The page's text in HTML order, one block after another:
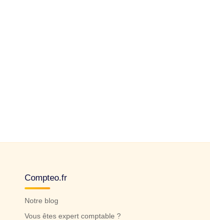
Compteo.fr
Notre blog
Vous êtes expert comptable ?